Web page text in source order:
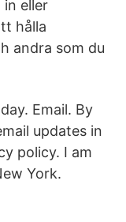
in eller
hålla
andra som du
Email. By
updates in
policy. I am
York.